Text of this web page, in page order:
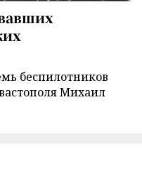
беспилотников
Михаил